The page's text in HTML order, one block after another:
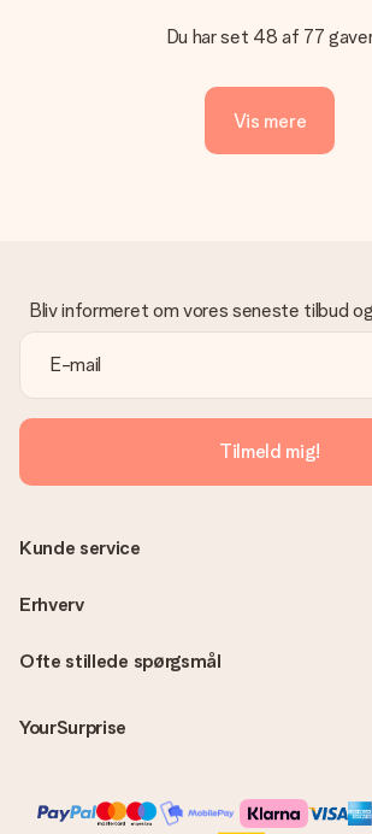
Du har set 48 af 77
Vis mere
Bliv informeret om vores seneste tilbud
Tilmeld mig!
Ofte stillede spørgsmål
YourSurprise
Kunde service
Erhverv